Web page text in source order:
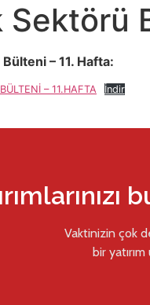
Sektörü
– 11. Hafta:
– 11.HAFTA İndir
Vaktinizin çok
bir